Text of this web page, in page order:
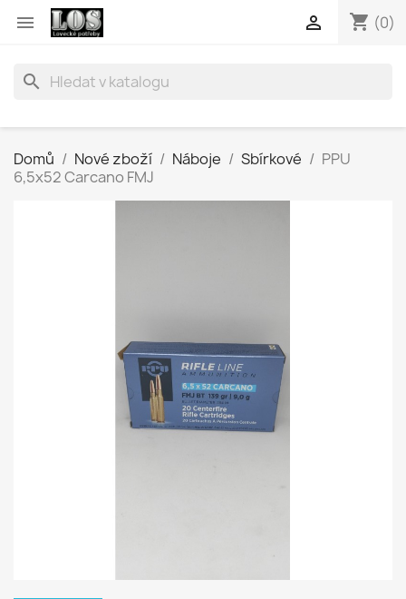
 shopping_cart (0)

search
Domů Nové zboží Náboje Sbírkové
PPU
6,5x52 Carcano FMJ